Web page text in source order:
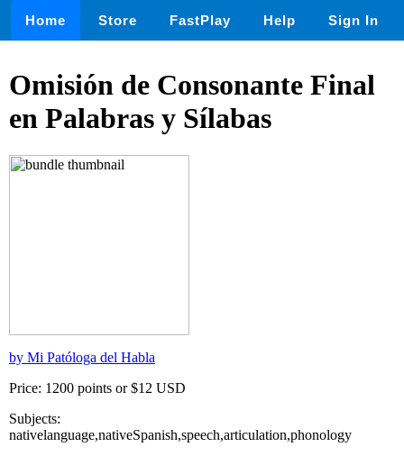
Home Store FastPlay Help Sign In
Omisión de Consonante Final
en Palabras y Sílabas
by Mi Patóloga del Habla
Price: 1200 points or $12 USD
Subjects:
nativelanguage,nativeSpanish,speech,articulation,phonology